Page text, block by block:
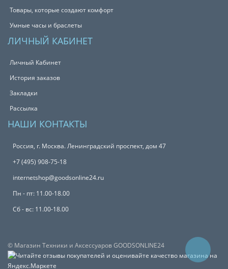
Товары, которые создают комфорт
Умные часы и браслеты
ЛИЧНЫЙ КАБИНЕТ
Личный Кабинет
История заказов
Закладки
Рассылка
НАШИ КОНТАКТЫ
Россия, г. Москва. Ленинградский проспект, дом 47
+7 (495) 908-75-18
internetshop@goodsonline24.ru
Пн - пт: 11.00-18.00
Сб - вс: 11.00-18.00
© Магазин Техники и Аксессуаров GOODSONLINE24